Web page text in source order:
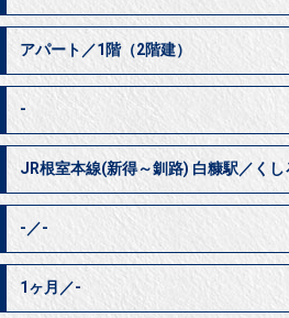
アパート／1階（2階建）
-
JR根室本線(新得～釧路) 白糠駅／く
-／-
1ヶ月／-